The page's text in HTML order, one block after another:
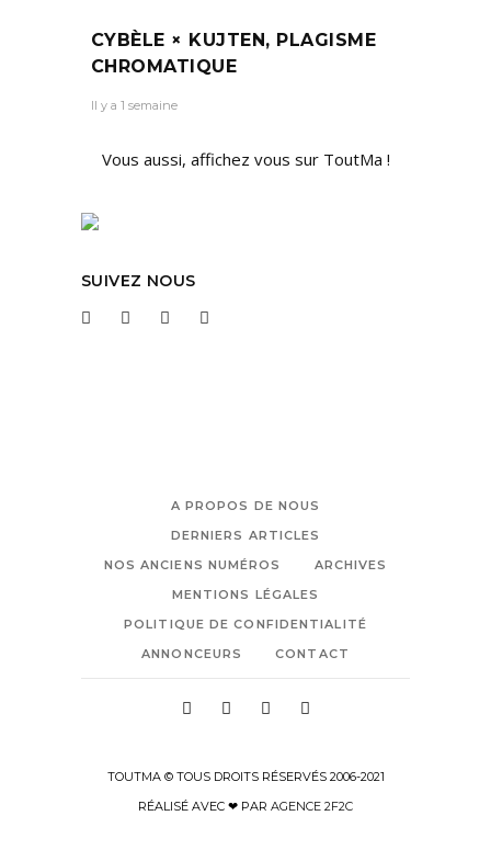
CYBÈLE × KUJTEN, PLAGISME
CHROMATIQUE
Il y a 1 semaine
Vous aussi, affichez vous sur ToutMa !
SUIVEZ NOUS
A PROPOS DE NOUS
DERNIERS ARTICLES
NOS ANCIENS NUMÉROS
ARCHIVES
MENTIONS LÉGALES
POLITIQUE DE CONFIDENTIALITÉ
ANNONCEURS
CONTACT
TOUTMA © TOUS DROITS RÉSERVÉS 2006-2021
RÉALISÉ AVEC ❤ PAR AGENCE 2F2C